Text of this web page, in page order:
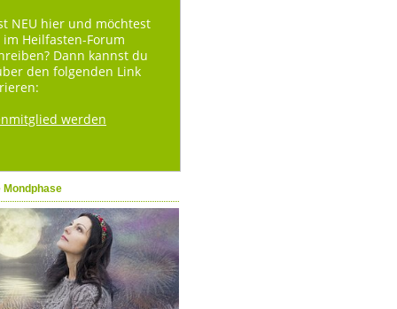
NEU hier und möchtest
im Heilfasten-Forum
Dann kannst du
den folgenden Link
werden
Mondphase